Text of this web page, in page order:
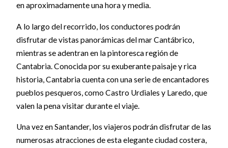
en aproximadamente una hora y media.
A lo largo del recorrido, los conductores podrán
disfrutar de vistas panorámicas del mar Cantábrico,
mientras se adentran en la pintoresca región de
Cantabria. Conocida por su exuberante paisaje y rica
historia, Cantabria cuenta con una serie de encantadores
pueblos pesqueros, como Castro Urdiales y Laredo, que
valen la pena visitar durante el viaje.
Una vez en Santander, los viajeros podrán disfrutar de las
numerosas atracciones de esta elegante ciudad costera,